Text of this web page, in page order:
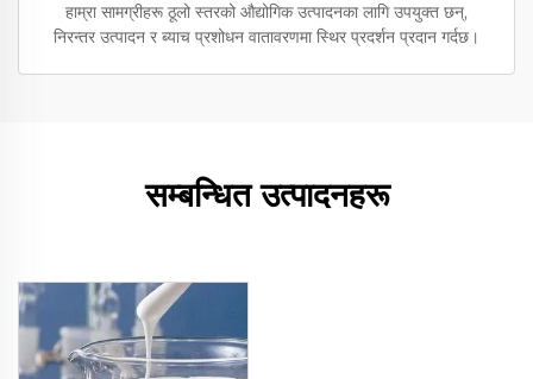
हाम्रा सामग्रीहरू ठूलो स्तरको औद्योगिक उत्पादनका लागि उपयुक्त छन्,
निरन्तर उत्पादन र ब्याच प्रशोधन वातावरणमा स्थिर प्रदर्शन प्रदान गर्दछ।
सम्बन्धित उत्पादनहरू